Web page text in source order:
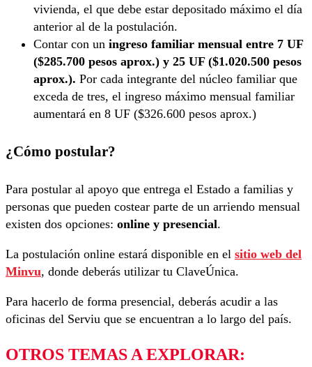
vivienda, el que debe estar depositado máximo el día
anterior al de la postulación.
Contar con un ingreso familiar mensual entre 7 UF
($285.700 pesos aprox.) y 25 UF ($1.020.500 pesos
aprox.). Por cada integrante del núcleo familiar que
exceda de tres, el ingreso máximo mensual familiar
aumentará en 8 UF ($326.600 pesos aprox.)
¿Cómo postular?
Para postular al apoyo que entrega el Estado a familias y
personas que pueden costear parte de un arriendo mensual
existen dos opciones: online y presencial.
La postulación online estará disponible en el sitio web del
Minvu, donde deberás utilizar tu ClaveÚnica.
Para hacerlo de forma presencial, deberás acudir a las
oficinas del Serviu que se encuentran a lo largo del país.
OTROS TEMAS A EXPLORAR: